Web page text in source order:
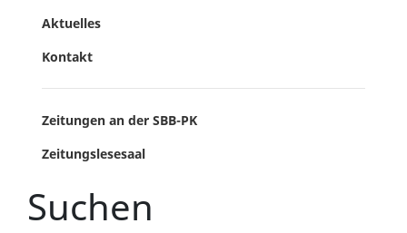
Aktuelles
Kontakt
Zeitungen an der SBB-PK
Zeitungslesesaal
Suchen